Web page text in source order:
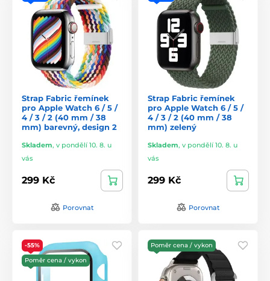
Strap Fabric řemínek
pro Apple Watch 6 / 5 /
4 / 3 / 2 (40 mm / 38
mm) barevný, design 2
Skladem, v pondělí 10. 8. u
vás
299 Kč
Porovnat
Strap Fabric řemínek
pro Apple Watch 6 / 5 /
4 / 3 / 2 (40 mm / 38
mm) zelený
Skladem, v pondělí 10. 8. u
vás
299 Kč
Porovnat
-55%
Poměr cena / vykon
Poměr cena / vykon